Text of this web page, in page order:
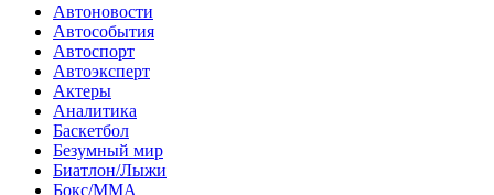
Автоновости
Автособытия
Автоспорт
Автоэксперт
Актеры
Аналитика
Баскетбол
Безумный мир
Биатлон/Лыжи
Бокс/MMA